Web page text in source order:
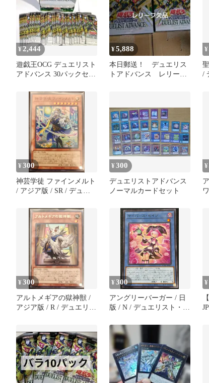
¥ 2,444
遊戯王OCG デュエリスト
アドバンス 30パックセッ
¥5,888
本日郵送！ デュエリス
トアドバンス レリーフ
¥
/
¥300
神芸学徒 ファインメルト
/ アジア版 / SR / デュエ
[DUELIST ADVANCE] /
DUAD-JP009 /
ID:34541940
¥300
デュエリストアドバンス
ノーマルカードセット
¥
¥300
アルトメギアの獄神獣 /
アジア版 / R / デュエリス
DUAD-JP012 /
ID:23829452
¥300
アングリーバーガー / 日
版 / N / デュエリスト・ア
ADVANCE] / DUAD-
JP029 / ID:28306253
¥